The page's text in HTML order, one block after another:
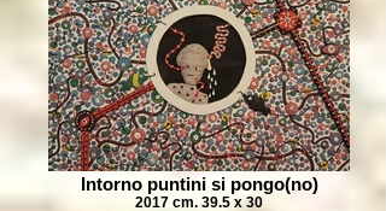
Intorno puntini si pongo(no)
2017 cm. 39.5 x 30